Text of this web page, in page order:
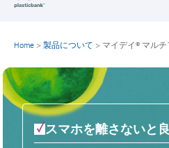
Home >製品について > マイデイ® マル
スマホを離さないと